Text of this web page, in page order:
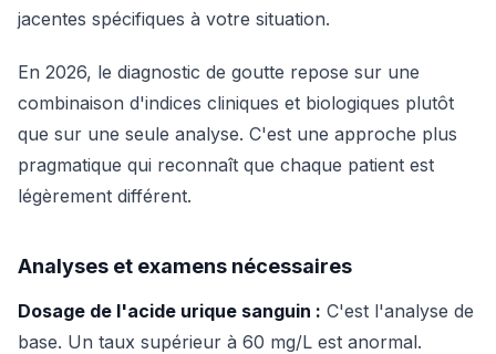
jacentes spécifiques à votre situation.
En 2026, le diagnostic de goutte repose sur une
combinaison d'indices cliniques et biologiques plutôt
que sur une seule analyse. C'est une approche plus
pragmatique qui reconnaît que chaque patient est
légèrement différent.
Analyses et examens nécessaires
Dosage de l'acide urique sanguin : C'est l'analyse de
base. Un taux supérieur à 60 mg/L est anormal.